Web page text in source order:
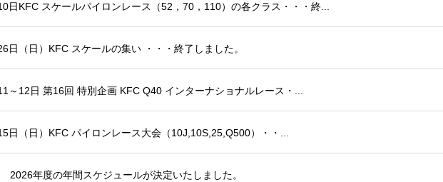
日KFC スケールパイロンレース（52，70，110）の各クラス・・・終...
日（日）KFC スケールの集い ・・・終了しました。
～12日 第16回 特別企画 KFC Q40 インターナショナルレース・...
日（日）KFC パイロンレース大会（10J,10S,25,Q500）・・...
年度の年間スケジュールが決定いたしました。